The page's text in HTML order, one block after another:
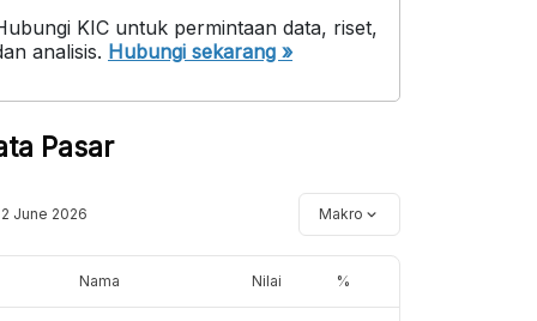
KIC untuk permintaan data, riset,
analisis. Hubungi sekarang »
Pasar
June 2026 Makro
Nama Nilai %